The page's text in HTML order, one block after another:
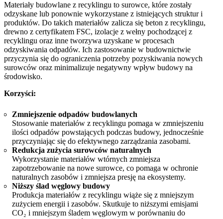
Materiały budowlane z recyklingu to surowce, które zostały
odzyskane lub ponownie wykorzystane z istniejących struktur i
produktów. Do takich materiałów zalicza się beton z recyklingu,
drewno z certyfikatem FSC, izolacje z wełny pochodzącej z
recyklingu oraz inne tworzywa uzyskane w procesach
odzyskiwania odpadów. Ich zastosowanie w budownictwie
przyczynia się do ograniczenia potrzeby pozyskiwania nowych
surowców oraz minimalizuje negatywny wpływ budowy na
środowisko.
Korzyści:
Zmniejszenie odpadów budowlanych
Stosowanie materiałów z recyklingu pomaga w zmniejszeniu
ilości odpadów powstających podczas budowy, jednocześnie
przyczyniając się do efektywnego zarządzania zasobami.
Redukcja zużycia surowców naturalnych
Wykorzystanie materiałów wtórnych zmniejsza
zapotrzebowanie na nowe surowce, co pomaga w ochronie
naturalnych zasobów i zmniejsza presję na ekosystemy.
Niższy ślad węglowy budowy
Produkcja materiałów z recyklingu wiąże się z mniejszym
zużyciem energii i zasobów. Skutkuje to niższymi emisjami
CO₂ i mniejszym śladem węglowym w porównaniu do